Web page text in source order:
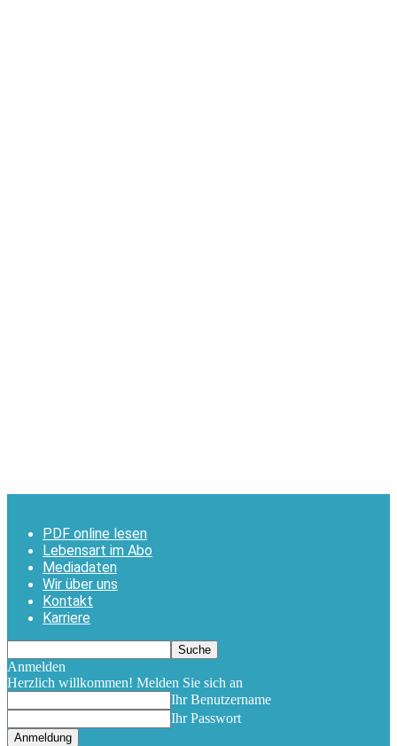
PDF online lesen
Lebensart im Abo
Mediadaten
Wir über uns
Kontakt
Karriere
Anmelden
Herzlich willkommen! Melden Sie sich an
Ihr Benutzername
Ihr Passwort